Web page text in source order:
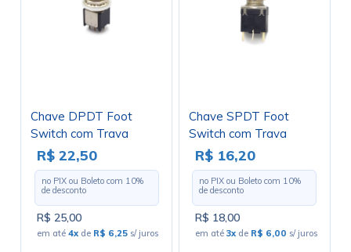
Chave DPDT Foot
Switch com Trava
Liga/Liga PCI - PBS-
24-202SP
R$ 22,50
no PIX ou Boleto com 10%
de desconto
R$ 25,00
em até4x de R$ 6,25 s/ juros
Chave SPDT Foot
Switch com Trava
Liga/Liga PCI - PBS-
24-102P - Jietong
R$ 16,20
no PIX ou Boleto com 10%
de desconto
R$ 18,00
em até 3x de R$ 6,00 s/ juros